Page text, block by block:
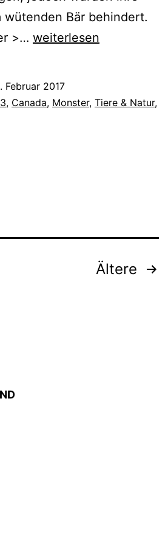
wütenden Bär behindert.
>… Hunt
Hunted
weiterlesen
Februar 2017
, Canada, Monster, Tiere & Natur,
Ältere